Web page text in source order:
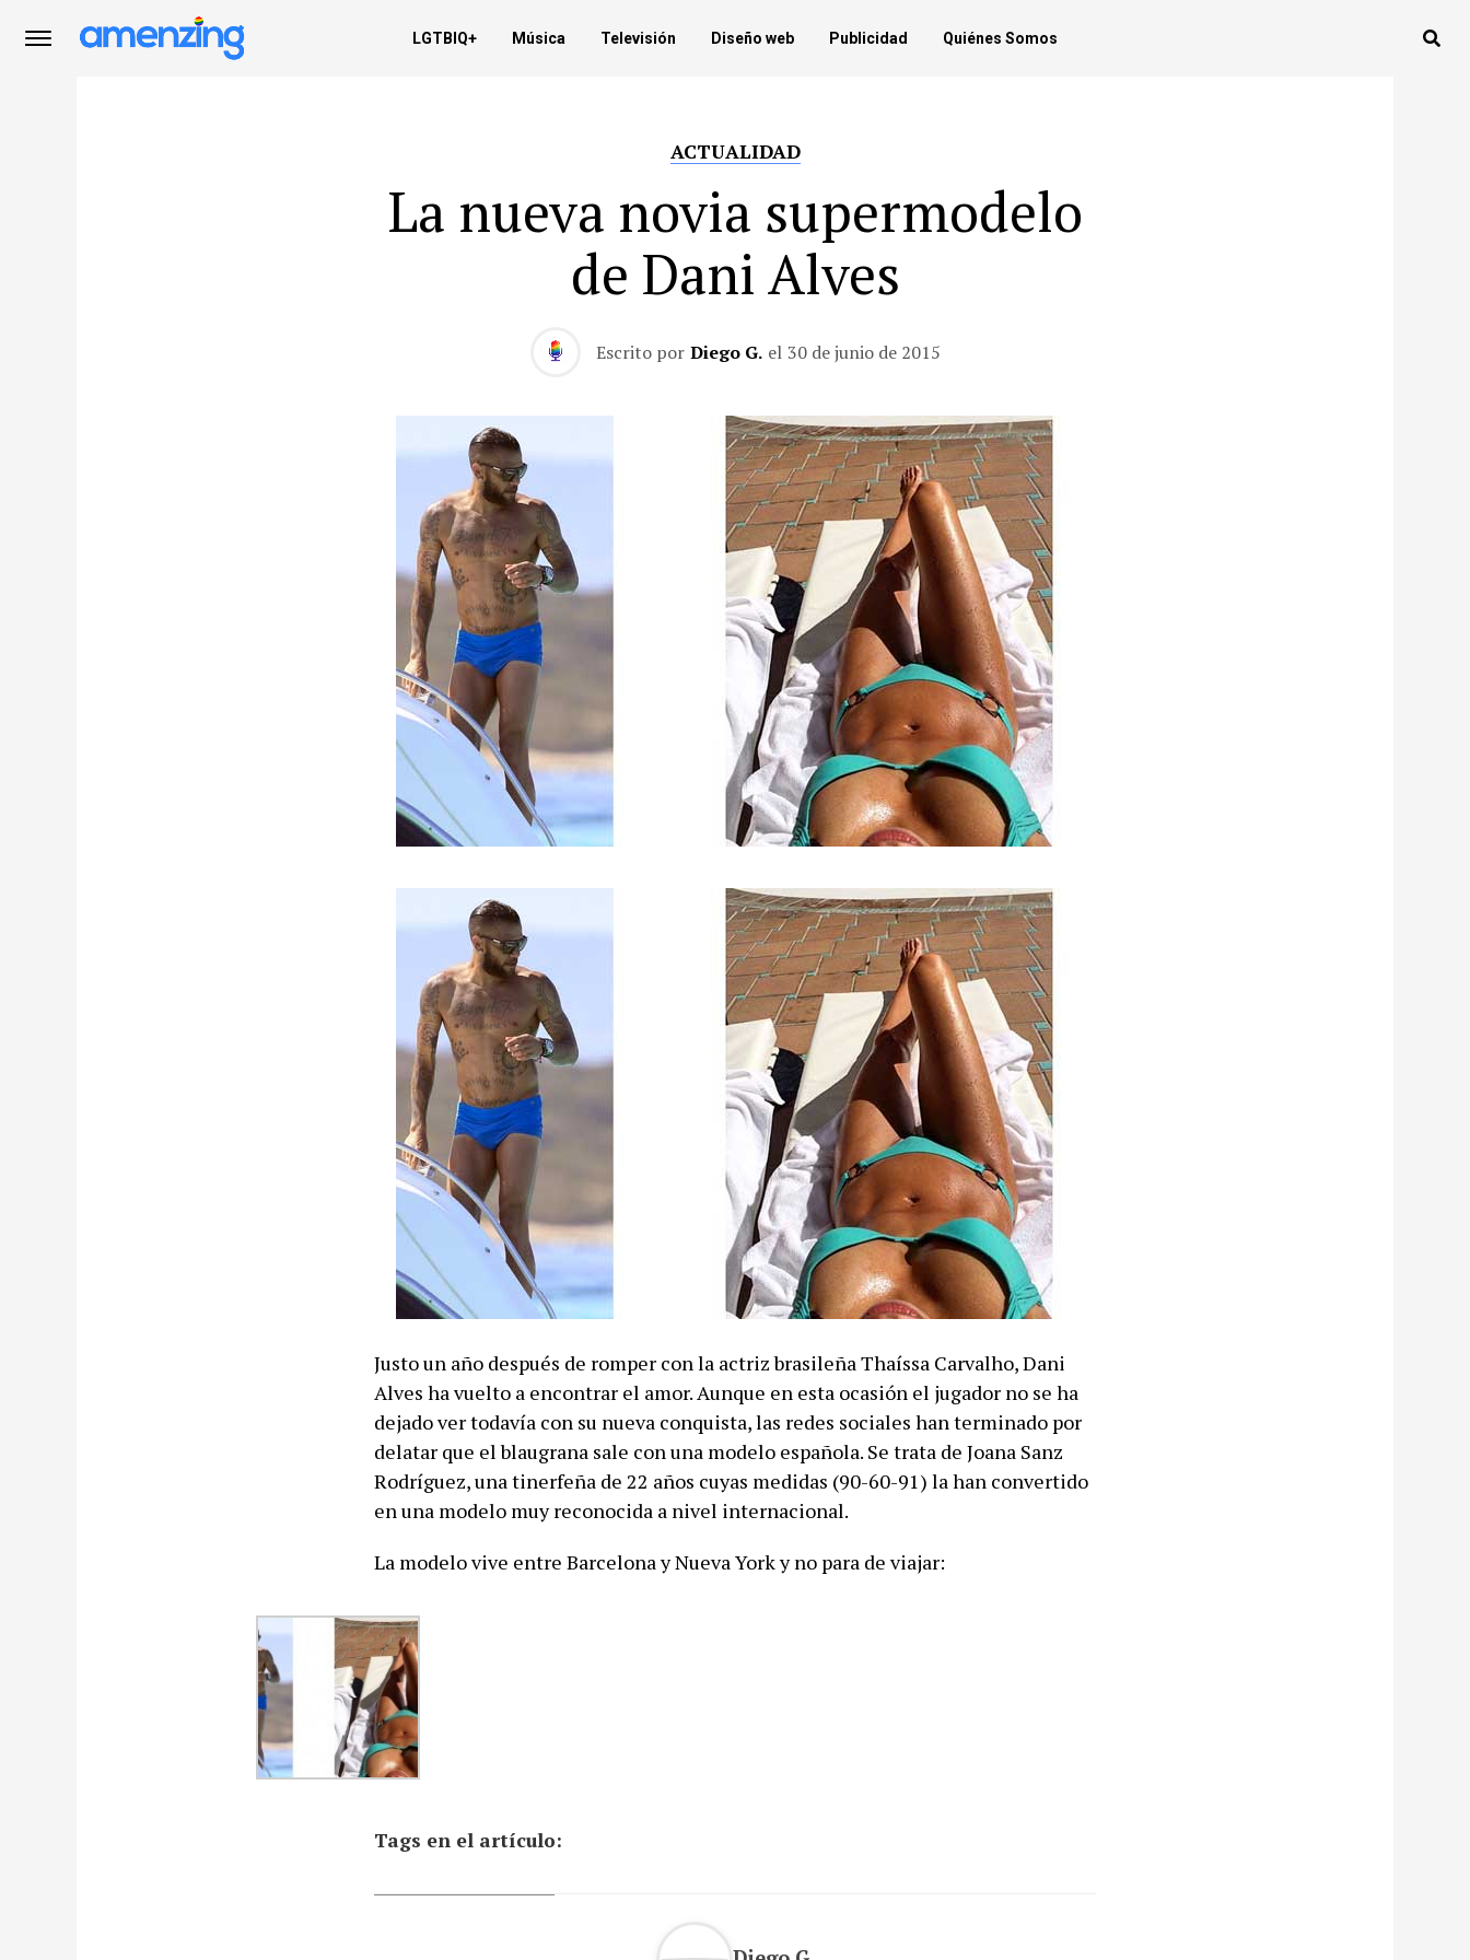
LGTBIQ+ Música Televisión Diseño web Publicidad Quiénes Somos
ACTUALIDAD
La nueva novia supermodelo
de Dani Alves
Escrito por Diego G. el 30 de junio de 2015
Justo un año después de romper con la actriz brasileña Thaíssa Carvalho, Dani
Alves ha vuelto a encontrar el amor. Aunque en esta ocasión el jugador no se ha
dejado ver todavía con su nueva conquista, las redes sociales han terminado por
delatar que el blaugrana sale con una modelo española. Se trata de Joana Sanz
Rodríguez, una tinerfeña de 22 años cuyas medidas (90-60-91) la han convertido
en una modelo muy reconocida a nivel internacional.
La modelo vive entre Barcelona y Nueva York y no para de viajar:
Tags en el artículo: